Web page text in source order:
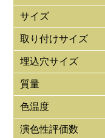
サイズ
取り付けサイズ
埋込穴サイズ
質量
色温度
演色性評価数